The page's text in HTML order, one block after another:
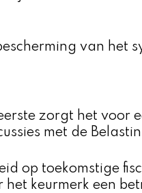
van het
zorgt het
met de
op toekomstige
keurmerk een